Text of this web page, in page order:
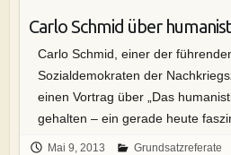
Carlo Schmid über
Carlo Schmid, einer der
Sozialdemokraten der
einen Vortrag über „Das
gehalten – ein gerade heute
Mai 9, 2013 Grundsatzreferate